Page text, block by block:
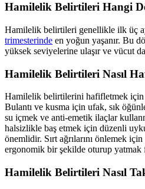
Hamilelik Belirtileri Hangi
Hamilelik belirtileri genellikle ilk üç
trimesterinde en yoğun yaşanır. Bu
yüksek seviyelerine ulaşır ve vücut
Hamilelik Belirtileri Nasıl
Hamilelik belirtilerini hafifletmek için
Bulantı ve kusma için ufak, sık
su içmek ve anti-emetik ilaçlar
halsizlikle baş etmek için düzenli
önemlidir. Sırt ağrılarını önlemek
ergonomik bir şekilde oturup yatmak
Hamilelik Belirtileri Nasıl